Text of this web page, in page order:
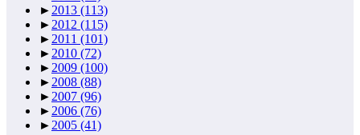
► 2013 (113)
► 2012 (115)
► 2011 (101)
► 2010 (72)
► 2009 (100)
► 2008 (88)
► 2007 (96)
► 2006 (76)
► 2005 (41)